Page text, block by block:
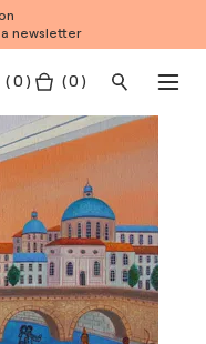
newsletter
(0 ) ( 0 )